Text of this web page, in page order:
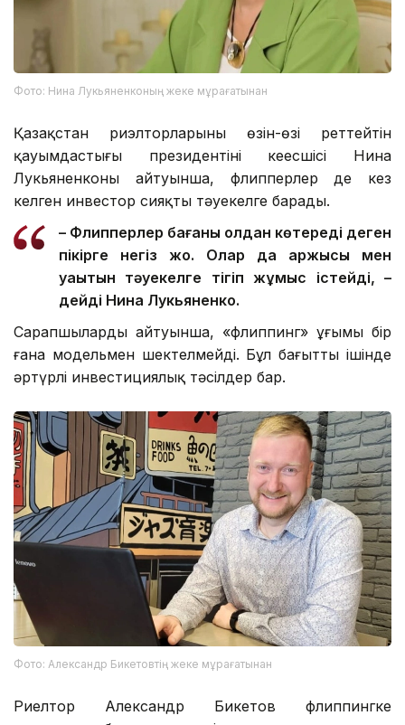
Фото: Нина Лукьяненконың жеке мұрағатынан
Қазақстан риэлторларының өзін-өзі реттейтін
қауымдастығы президентінің кеңесшісі Нина
Лукьяненконың айтуынша, флипперлер де кез
келген инвестор сияқты тәуекелге барады.
– Флипперлер бағаны қолдан көтереді деген
пікірге негіз жоқ. Олар да қаржысы мен
уақытын тәуекелге тігіп жұмыс істейді, –
дейді Нина Лукьяненко.
Сарапшылардың айтуынша, «флиппинг» ұғымы бір
ғана модельмен шектелмейді. Бұл бағыттың ішінде
әртүрлі инвестициялық тәсілдер бар.
Фото: Александр Бикетовтің жеке мұрағатынан
Риелтор Александр Бикетов флиппингке